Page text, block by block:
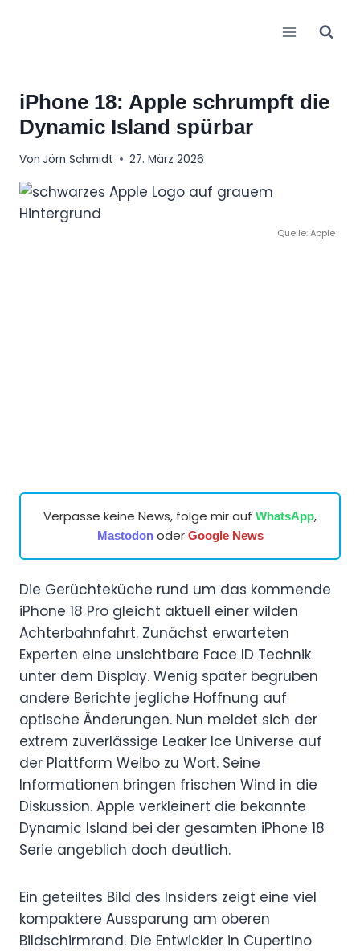
iPhone 18: Apple schrumpft die
Dynamic Island spürbar
Von Jörn Schmidt 27. März 2026
Quelle: Apple
Verpasse keine News, folge mir auf WhatsApp,
Mastodonoder Google News
Die Gerüchteküche rund um das kommende
iPhone 18 Pro gleicht aktuell einer wilden
Achterbahnfahrt. Zunächst erwarteten
Experten eine unsichtbare Face ID Technik
unter dem Display. Wenig später begruben
andere Berichte jegliche Hoffnung auf
optische Änderungen. Nun meldet sich der
extrem zuverlässige Leaker Ice Universe auf
der Plattform Weibo zu Wort. Seine
Informationen bringen frischen Wind in die
Diskussion. Apple verkleinert die bekannte
Dynamic Island bei der gesamten iPhone 18
Serie angeblich doch deutlich.
Ein geteiltes Bild des Insiders zeigt eine viel
kompaktere Aussparung am oberen
Bildschirmrand. Die Entwickler in Cupertino